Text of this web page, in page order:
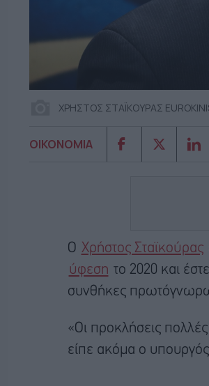
ΧΡΗΣΤΟΣ ΣΤΑΪΚΟΥΡΑΣ
ΟΙΚΟΝΟΜΙΑ
Ο Χρήστος Σταϊκούρας
ύφεση το 2020 και
συνθήκες
«Οι προκλήσεις
είπε ακόμα ο